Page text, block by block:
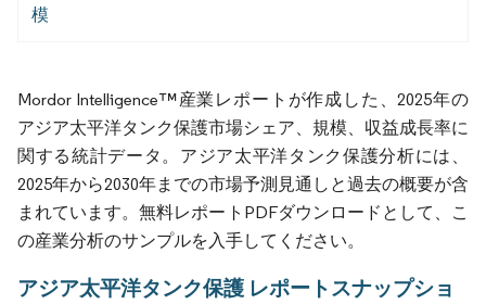
模
Mordor Intelligence™産業レポートが作成した、2025年の
アジア太平洋タンク保護市場シェア、規模、収益成長率に
関する統計データ。アジア太平洋タンク保護分析には、
2025年から2030年までの市場予測見通しと過去の概要が含
まれています。無料レポートPDFダウンロードとして、こ
の産業分析のサンプルを入手してください。
アジア太平洋タンク保護 レポートスナップショ